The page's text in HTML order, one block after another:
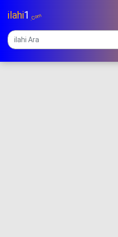
ilahi1 .Com